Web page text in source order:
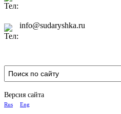
info@sudaryshka.ru
Версия сайта
Rus Eng